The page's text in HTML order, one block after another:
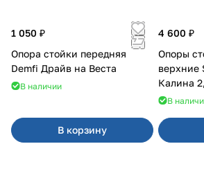
1 050 ₽
Опора стойки передняя
Demfi Драйв на Веста
В наличии
В корзину
4 600 ₽
Опоры
верхние
Калина
ЭлУР, с
В